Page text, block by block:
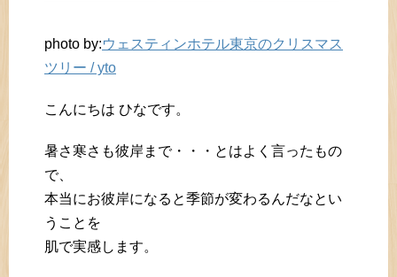
photo by:ウェスティンホテル東京のクリスマス
ツリー / yto
こんにちは ひなです。
暑さ寒さも彼岸まで・・・とはよく言ったもの
で、
本当にお彼岸になると季節が変わるんだなとい
うことを
肌で実感します。